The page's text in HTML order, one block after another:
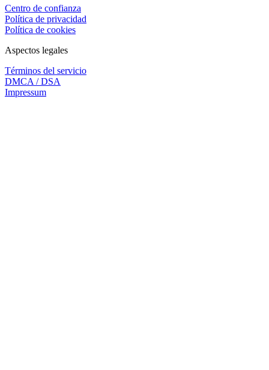
Centro de confianza
Política de privacidad
Política de cookies
Aspectos legales
Términos del servicio
DMCA / DSA
Impressum